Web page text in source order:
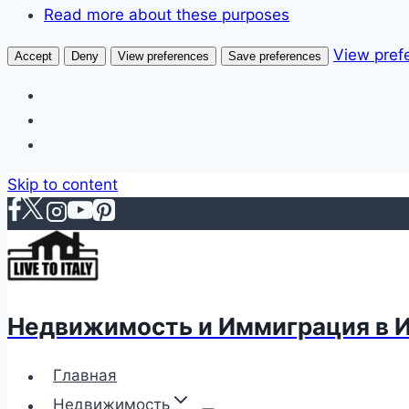
Read more about these purposes
Accept Deny View preferences Save preferences View
Skip to content
Недвижимость и Иммиграция в
Главная
Недвижимость